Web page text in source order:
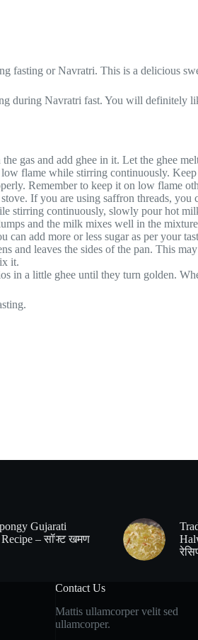
fasting or Navratri. This is a delicious
during Navratri fast. You will definitely
gas and add ghee in it. Let the ghee
flame while stirring continuously.
Remember to keep it on low flame
If you are using saffron threads, you
stirring continuously, slowly pour hot
and the milk mixes well in the
add more or less sugar as per your
leaves the sides of the pan. This
it.
in a little ghee until they turn golden.
Gujarati
– सॉफ्ट खमण
Contact Us
Mattis ullamcorper velit sed
ullamcorper.